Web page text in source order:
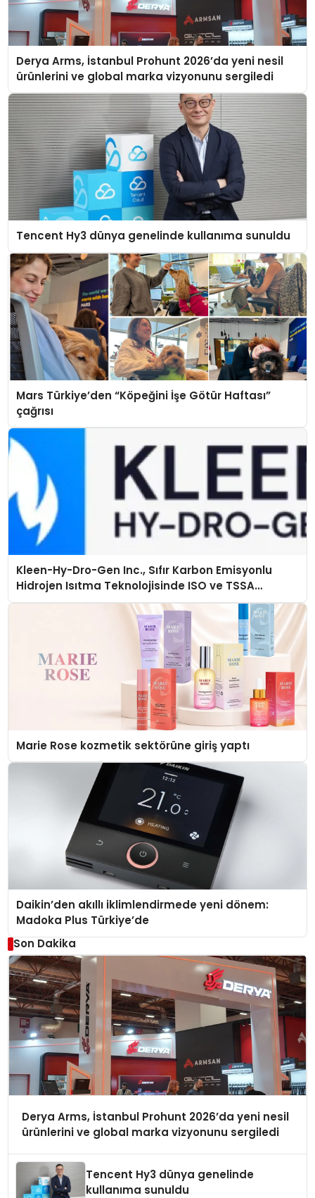
Derya Arms, İstanbul Prohunt 2026’da yeni nesil
ürünlerini ve global marka vizyonunu sergiledi
Tencent Hy3 dünya genelinde kullanıma sunuldu
Mars Türkiye’den “Köpeğini İşe Götür Haftası”
çağrısı
Kleen-Hy-Dro-Gen Inc., Sıfır Karbon Emisyonlu
Hidrojen Isıtma Teknolojisinde ISO ve TSSA
Düzenleyici Onaylarını Aldı
Marie Rose kozmetik sektörüne giriş yaptı
Daikin’den akıllı iklimlendirmede yeni dönem:
Madoka Plus Türkiye’de
Son Dakika
Derya Arms, İstanbul Prohunt 2026’da yeni nesil
ürünlerini ve global marka vizyonunu sergiledi
Tencent Hy3 dünya genelinde
kullanıma sunuldu